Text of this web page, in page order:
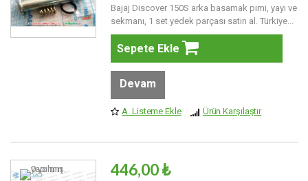
Bajaj Discover 150S arka basamak pimi, yayı ve
sekmanı, 1 set yedek parçası satın al. Türkiye...
Sepete Ekle
Devam
A. Listeme Ekle Ürün Karşılaştır
446,00 ₺